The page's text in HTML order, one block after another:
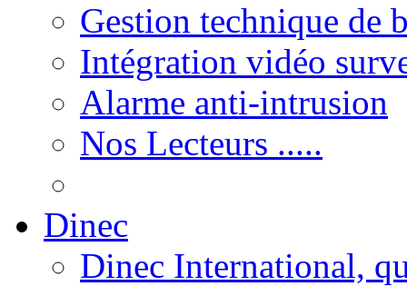
Gestion technique de
Intégration vidéo
Alarme anti-intrusion
Nos Lecteurs .....
Dinec
Dinec International,